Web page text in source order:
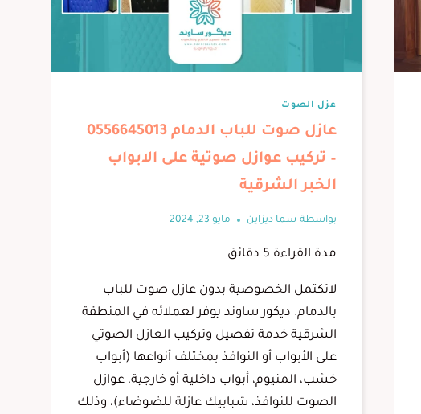
عزل الصوت
عازل صوت للباب الدمام 0556645013
– تركيب عوازل صوتية على الابواب
الخبر الشرقية
بواسطة سما ديزاين مايو 23, 2024
مدة القراءة دقائق
لاتكتمل الخصوصية بدون عازل صوت للباب
بالدمام. ديكور ساوند يوفر لعملائه في المنطقة
الشرقية خدمة تفصيل وتركيب العازل الصوتي
على الأبواب أو النوافذ بمختلف أنواعها (أبواب
خشب، المنيوم، أبواب داخلية أو خارجية، عوازل
الصوت للنوافذ، شبابيك عازلة للضوضاء)، وذلك